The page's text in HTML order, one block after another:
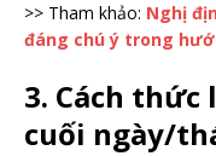
>> Tham khảo: Nghị
đáng chú ý trong
3. Cách
cuối ngày/